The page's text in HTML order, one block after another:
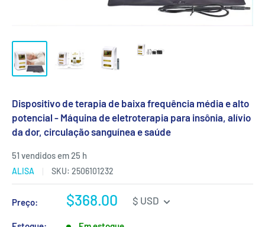
Dispositivo de terapia de baixa frequência média e alto
potencial - Máquina de eletroterapia para insônia, alívio
da dor, circulação sanguínea e saúde
51 vendidos em 25 h
ALISA SKU: 2506101232
Preço:
Sale
$368.00 $ USD